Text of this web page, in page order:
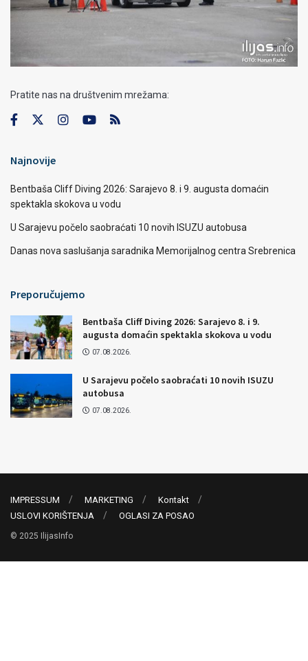
Pratite nas na društvenim mrežama:
Najnovije
Bentbaša Cliff Diving 2026: Sarajevo 8. i 9. augusta domaćin
spektakla skokova u vodu
U Sarajevu počelo saobraćati 10 novih ISUZU autobusa
Danas nova saslušanja saradnika Memorijalnog centra Srebrenica
Preporučujemo
Bentbaša Cliff Diving 2026: Sarajevo 8. i 9.
augusta domaćin spektakla skokova u vodu
07.08.2026.
U Sarajevu počelo saobraćati 10 novih ISUZU
autobusa
07.08.2026.
IMPRESSUM MARKETING
Kontakt
USLOVI KORIŠTENJA
OGLASI ZA POSAO
© 2025 IlijasInfo